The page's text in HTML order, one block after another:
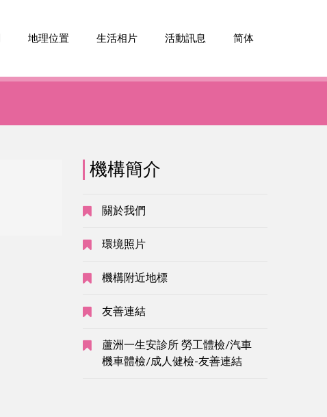
地理位置 生活相片 活動訊息 简体
沒有公告
機構簡介
關於我們
環境照片
機構附近地標
友善連結
蘆洲一生安診所 勞工體檢/汽車
機車體檢/成人健檢-友善連結